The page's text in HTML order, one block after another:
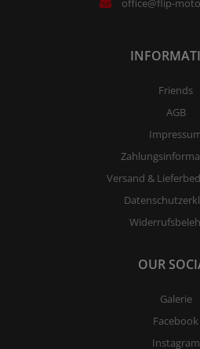
office@flip-
Friends
AGB
Versand &
OUR
Galerie
Facebook
Instagram